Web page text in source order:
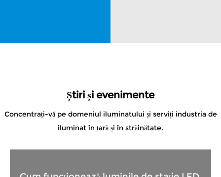
Știri și evenimente
Concentrați-vă pe domeniul iluminatului și serviți industria de
iluminat în țară și în străinătate.